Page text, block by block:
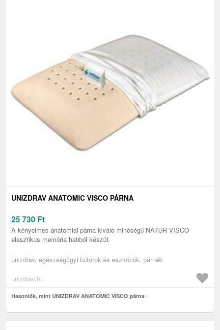
UNIZDRAV ANATOMIC VISCO PÁRNA
25 730 Ft
A kényelmes anatómiai párna kiváló minőségű NATUR VISCO
elasztikus memória habból készül.
unizdrav, egészségügyi bútorok és eszközök, párnák
unizdrav.hu
Hasonlók, mint UNIZDRAV ANATOMIC VISCO párna